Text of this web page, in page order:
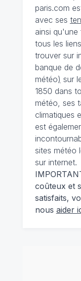
paris.com
avec ses
ainsi qu'une
tous les
trouver sur
banque de
météo) sur
1850 dans
météo, ses
climatiques
est
sites météo
sur internet.
coûteux et
satisfaits,
nous aider